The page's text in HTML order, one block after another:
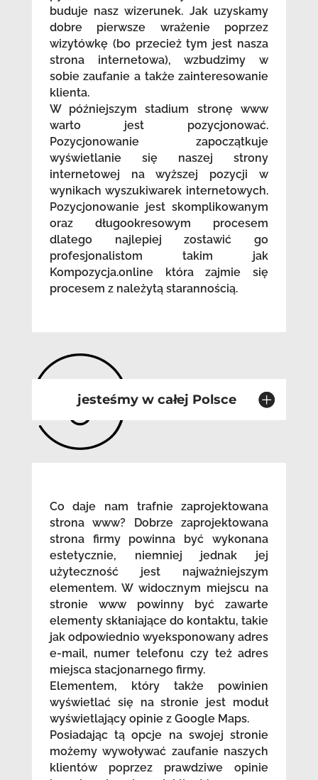
buduje nasz wizerunek. Jak uzyskamy
dobre pierwsze wrażenie poprzez
wizytówkę (bo przecież tym jest nasza
strona internetowa), wzbudzimy w
sobie zaufanie a także zainteresowanie
klienta.
W późniejszym stadium stronę www
warto jest pozycjonować.
Pozycjonowanie zapoczątkuje
wyświetlanie się naszej strony
internetowej na wyższej pozycji w
wynikach wyszukiwarek internetowych.
Pozycjonowanie jest skomplikowanym
oraz długookresowym procesem
dlatego najlepiej zostawić go
profesjonalistom takim jak
Kompozycja.online która zajmie się
procesem z należytą starannością.
jesteśmy w całej Polsce
Co daje nam trafnie zaprojektowana
strona www? Dobrze zaprojektowana
strona firmy powinna być wykonana
estetycznie, niemniej jednak jej
użyteczność jest najważniejszym
elementem. W widocznym miejscu na
stronie www powinny być zawarte
elementy skłaniające do kontaktu, takie
jak odpowiednio wyeksponowany adres
e-mail, numer telefonu czy też adres
miejsca stacjonarnego firmy.
Elementem, który także powinien
wyświetlać się na stronie jest moduł
wyświetlający opinie z Google Maps.
Posiadając tą opcje na swojej stronie
możemy wywoływać zaufanie naszych
klientów poprzez prawdziwe opinie